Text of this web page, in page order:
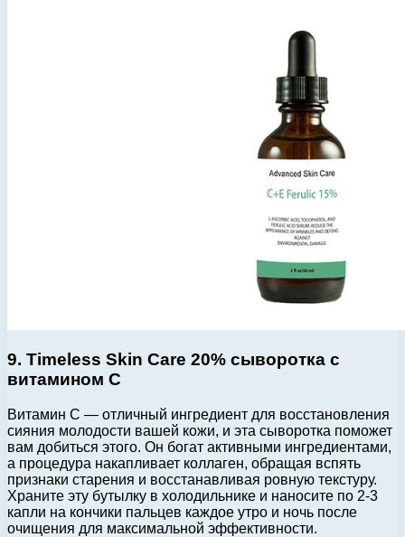
9. Timeless Skin Care 20% сыворотка с
витамином C
Витамин С — отличный ингредиент для восстановления
сияния молодости вашей кожи, и эта сыворотка поможет
вам добиться этого. Он богат активными ингредиентами,
а процедура накапливает коллаген, обращая вспять
признаки старения и восстанавливая ровную текстуру.
Храните эту бутылку в холодильнике и наносите по 2-3
капли на кончики пальцев каждое утро и ночь после
очищения для максимальной эффективности.